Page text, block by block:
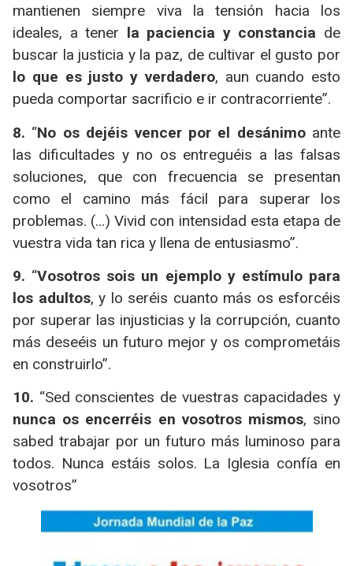
mantienen siempre viva la tensión hacia los
ideales, a tener la paciencia y constancia de
buscar la justicia y la paz, de cultivar el gusto por
lo que es justo y verdadero, aun cuando esto
pueda comportar sacrificio e ir contracorriente”.
8. “No os dejéis vencer por el desánimoante
las dificultades y no os entreguéis a las falsas
soluciones, que con frecuencia se presentan
como el camino más fácil para superar los
problemas. (…) Vivid con intensidad esta etapa de
vuestra vida tan rica y llena de entusiasmo”.
9. “Vosotros sois un ejemplo y estímulo para
los adultos, y lo seréis cuanto más os esforcéis
por superar las injusticias y la corrupción, cuanto
más deseéis un futuro mejor y os comprometáis
en construirlo”.
10. “Sed conscientes de vuestras capacidades y
nunca os encerréis en vosotros mismos, sino
sabed trabajar por un futuro más luminoso para
todos. Nunca estáis solos. La Iglesia confía en
vosotros”